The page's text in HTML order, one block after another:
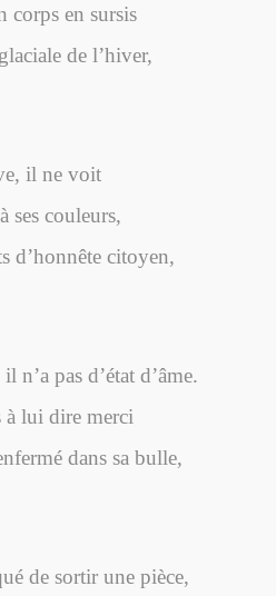
corps en sursis
de l’hiver,
il ne voit
ses couleurs,
d’honnête citoyen,
n’a pas d’état d’âme.
à lui dire merci
dans sa bulle,
de sortir une pièce,